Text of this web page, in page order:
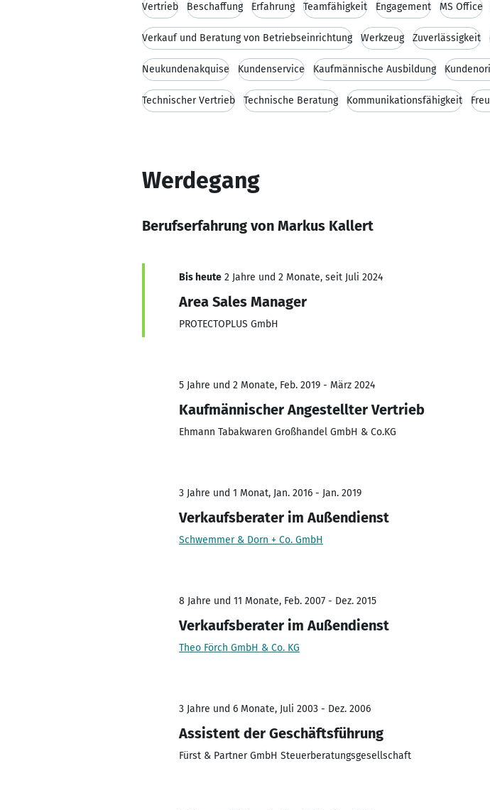
Vertrieb Beschaffung Erfahrung Teamfähigkeit Engagement MS Office
Verkauf und Beratung von Betriebseinrichtung Werkzeug Zuverlässigkeit
Neukundenakquise Kundenservice Kaufmännische Ausbildung
Technischer Vertrieb Technische Beratung Kommunikationsfähigkeit
Werdegang
Berufserfahrung von Markus Kallert
Bis heute 2 Jahre und 2 Monate, seit Juli 2024
Area Sales Manager
PROTECTOPLUS GmbH
5 Jahre und 2 Monate, Feb. 2019 - März 2024
Kaufmännischer Angestellter Vertrieb
Ehmann Tabakwaren Großhandel GmbH & Co.KG
3 Jahre und 1 Monat, Jan. 2016 - Jan. 2019
Verkaufsberater im Außendienst
Schwemmer & Dorn + Co. GmbH
8 Jahre und 11 Monate, Feb. 2007 - Dez. 2015
Verkaufsberater im Außendienst
Theo Förch GmbH & Co. KG
3 Jahre und 6 Monate, Juli 2003 - Dez. 2006
Assistent der Geschäftsführung
Fürst & Partner GmbH Steuerberatungsgesellschaft